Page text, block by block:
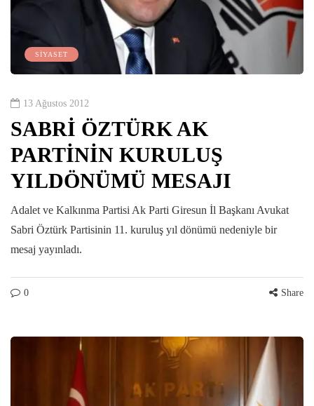
SİYASET
13 Ağustos 2012
SABRİ ÖZTÜRK AK
PARTİNİN KURULUŞ
YILDÖNÜMÜ MESAJI
Adalet ve Kalkınma Partisi Ak Parti Giresun İl Başkanı Avukat
Sabri Öztürk Partisinin 11. kuruluş yıl dönümü nedeniyle bir
mesaj yayınladı.
0 Share